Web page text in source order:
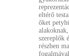
eltérő
őket
szereplők
részben